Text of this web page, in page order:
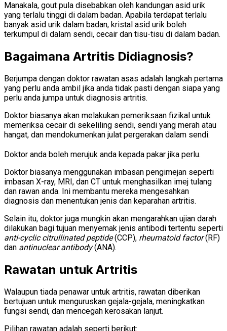
Manakala, gout pula disebabkan oleh kandungan asid urik
yang terlalu tinggi di dalam badan. Apabila terdapat terlalu
banyak asid urik dalam badan, kristal asid urik boleh
terkumpul di dalam sendi, cecair dan tisu-tisu di dalam badan.
Bagaimana Artritis Didiagnosis?
Berjumpa dengan doktor rawatan asas adalah langkah pertama
yang perlu anda ambil jika anda tidak pasti dengan siapa yang
perlu anda jumpa untuk diagnosis artritis.
Doktor biasanya akan melakukan pemeriksaan fizikal untuk
memeriksa cecair di sekeliling sendi, sendi yang merah atau
hangat, dan mendokumenkan julat pergerakan dalam sendi.
Doktor anda boleh merujuk anda kepada pakar jika perlu.
Doktor biasanya menggunakan imbasan pengimejan seperti
imbasan X-ray, MRI, dan CT untuk menghasilkan imej tulang
dan rawan anda. Ini membantu mereka mengesahkan
diagnosis dan menentukan jenis dan keparahan artritis.
Selain itu, doktor juga mungkin akan mengarahkan ujian darah
dilakukan bagi tujuan menyemak jenis antibodi tertentu seperti
anti-cyclic citrullinated peptide(CCP), rheumatoid factor(RF)
dan antinuclear antibody(ANA).
Rawatan untuk Artritis
Walaupun tiada penawar untuk artritis, rawatan diberikan
bertujuan untuk menguruskan gejala-gejala, meningkatkan
fungsi sendi, dan mencegah kerosakan lanjut.
Pilihan rawatan adalah seperti berikut: